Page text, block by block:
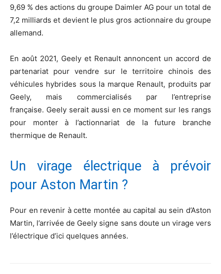
9,69 % des actions du groupe Daimler AG pour un total de
7,2 milliards et devient le plus gros actionnaire du groupe
allemand.
En août 2021, Geely et Renault annoncent un accord de
partenariat pour vendre sur le territoire chinois des
véhicules hybrides sous la marque Renault, produits par
Geely, mais commercialisés par l’entreprise
française. Geely serait aussi en ce moment sur les rangs
pour monter à l’actionnariat de la future branche
thermique de Renault.
Un virage électrique à prévoir
pour Aston Martin ?
Pour en revenir à cette montée au capital au sein d’Aston
Martin, l’arrivée de Geely signe sans doute un virage vers
l’électrique d’ici quelques années.